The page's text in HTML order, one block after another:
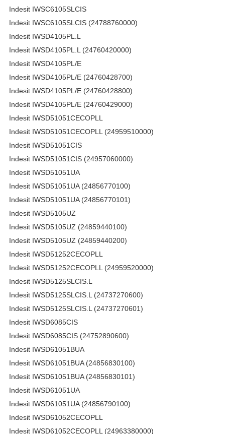
Indesit IWSC6105SLCIS
Indesit IWSC6105SLCIS (24788760000)
Indesit IWSD4105PL.L
Indesit IWSD4105PL.L (24760420000)
Indesit IWSD4105PL/E
Indesit IWSD4105PL/E (24760428700)
Indesit IWSD4105PL/E (24760428800)
Indesit IWSD4105PL/E (24760429000)
Indesit IWSD51051CECOPLL
Indesit IWSD51051CECOPLL (24959510000)
Indesit IWSD51051CIS
Indesit IWSD51051CIS (24957060000)
Indesit IWSD51051UA
Indesit IWSD51051UA (24856770100)
Indesit IWSD51051UA (24856770101)
Indesit IWSD5105UZ
Indesit IWSD5105UZ (24859440100)
Indesit IWSD5105UZ (24859440200)
Indesit IWSD51252CECOPLL
Indesit IWSD51252CECOPLL (24959520000)
Indesit IWSD5125SLCIS.L
Indesit IWSD5125SLCIS.L (24737270600)
Indesit IWSD5125SLCIS.L (24737270601)
Indesit IWSD6085CIS
Indesit IWSD6085CIS (24752890600)
Indesit IWSD61051BUA
Indesit IWSD61051BUA (24856830100)
Indesit IWSD61051BUA (24856830101)
Indesit IWSD61051UA
Indesit IWSD61051UA (24856790100)
Indesit IWSD61052CECOPLL
Indesit IWSD61052CECOPLL (24963380000)